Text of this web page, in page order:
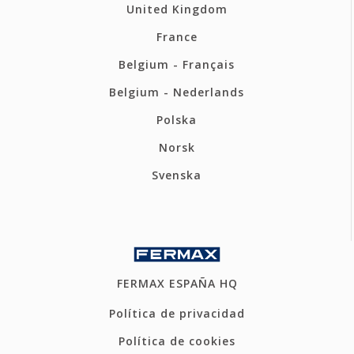
United Kingdom
France
Belgium - Français
Belgium - Nederlands
Polska
Norsk
Svenska
FERMAX ESPAÑA HQ
Política de privacidad
Política de cookies